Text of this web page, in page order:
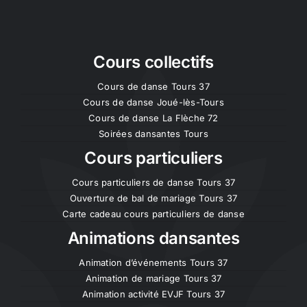
Cours collectifs
Cours de danse Tours 37
Cours de danse Joué-lès-Tours
Cours de danse La Flèche 72
Soirées dansantes Tours
Cours particuliers
Cours particuliers de danse Tours 37
Ouverture de bal de mariage Tours 37
Carte cadeau cours particuliers de danse
Animations dansantes
Animation d’événements Tours 37
Animation de mariage Tours 37
Animation activité EVJF Tours 37